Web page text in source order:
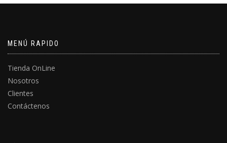
MENÚ RAPIDO
Tienda OnLine
Nosotros
Clientes
Contáctenos